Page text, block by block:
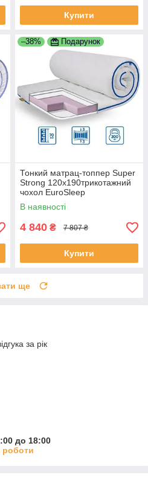
Купити
–38% Подарунок
Тонкий матрац-топпер Super
Strong 120x190трикотажний
чохол EuroSleep
В наявності
4 840 ₴ 7 807 ₴
Купити
ще
за рік
до 18:00
роботи